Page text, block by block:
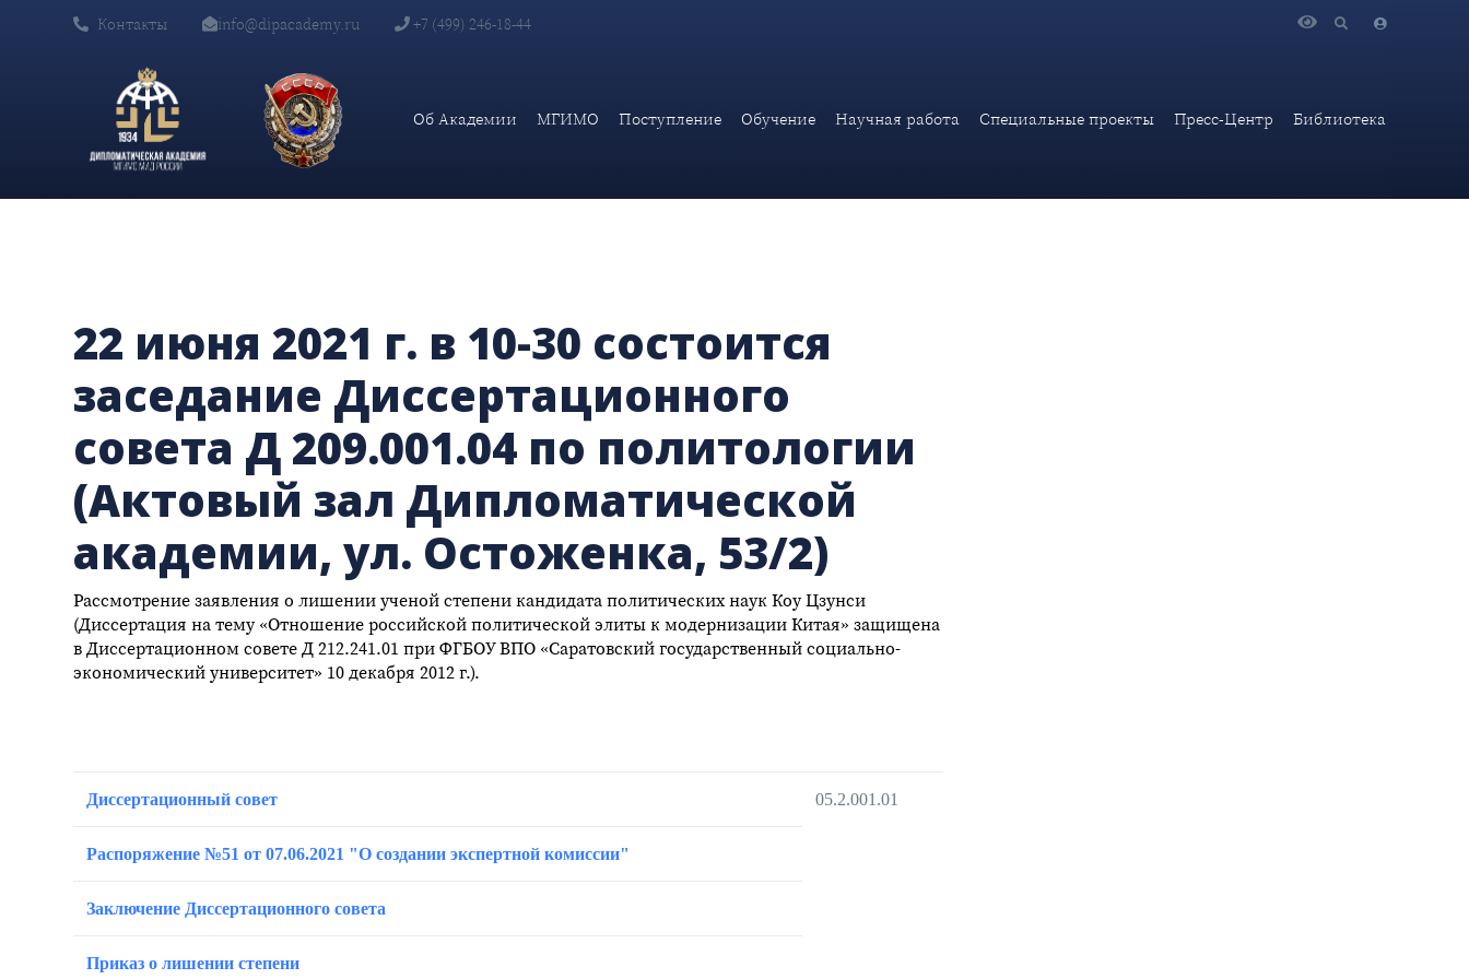
Контакты info@dipacademy.ru +7 (499) 246-18-44
Об Академии МГИМО Поступление Обучение Научная работа Специальные проекты Пресс-Центр Библиотека
Научная работа
Объявления о защите
22 июня 2021 г. в 10-30 состоится
заседание Диссертационного
совета Д 209.001.04 по политологии
(Актовый зал Дипломатической
академии, ул. Остоженка, 53/2)
Рассмотрение заявления о лишении ученой степени кандидата политических наук Коу Цзунси
(Диссертация на тему «Отношение российской политической элиты к модернизации Китая» защищена
в Диссертационном совете Д 212.241.01 при ФГБОУ ВПО «Саратовский государственный социально-
экономический университет» 10 декабря 2012 г.).
Диссертационный совет 05.2.001.01
Распоряжение №51 от 07.06.2021 "О создании экспертной комиссии"
Заключение Диссертационного совета
Приказ о лишении степени